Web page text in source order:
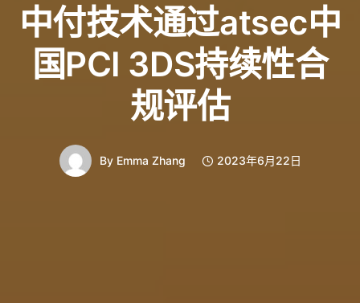
中付技术通过atsec中
国PCI 3DS持续性合
规评估
By Emma Zhang 2023年6月22日